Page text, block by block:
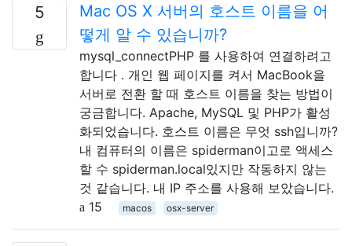
5
Mac OS X 서버의 호스트 이름을 어
떻게 알 수 있습니까?
mysql_connectPHP 를 사용하여 연결하려고
합니다 . 개인 웹 페이지를 켜서 MacBook을
서버로 전환 할 때 호스트 이름을 찾는 방법이
궁금합니다. Apache, MySQL 및 PHP가 활성
화되었습니다. 호스트 이름은 무엇 ssh입니까?
내 컴퓨터의 이름은 spiderman이고로 액세스
할 수 spiderman.local있지만 작동하지 않는
것 같습니다. 내 IP 주소를 사용해 보았습니다.
15
macos osx-server